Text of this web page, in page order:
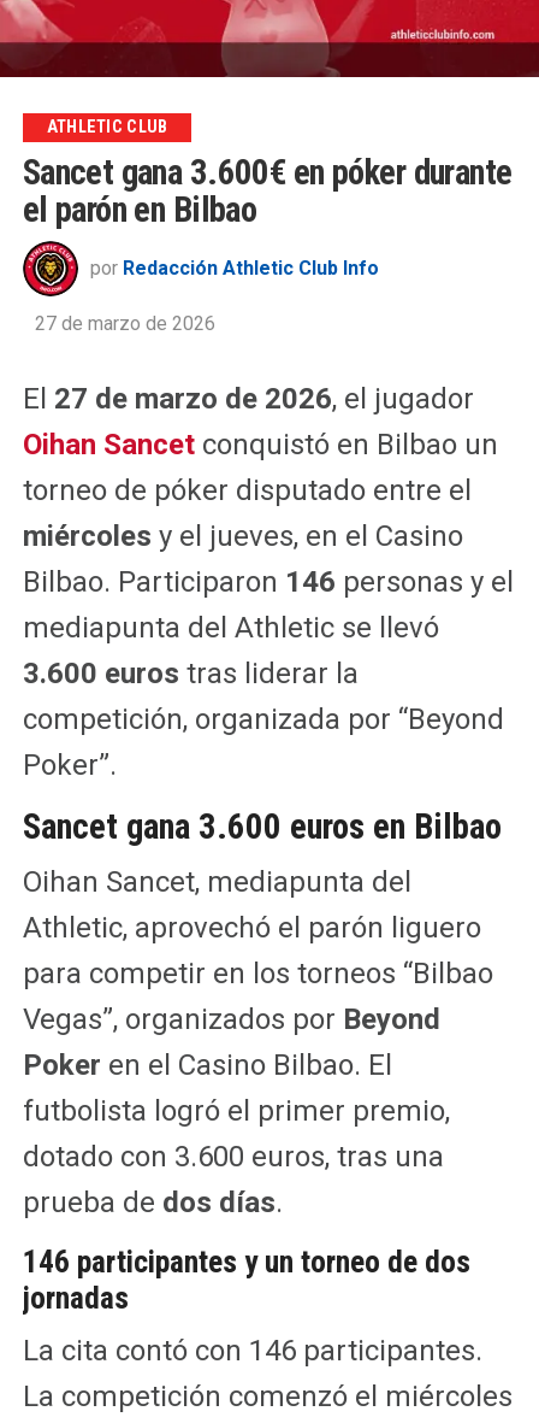
ATHLETIC CLUB
Sancet gana 3.600€ en póker durante
el parón en Bilbao
por Redacción Athletic Club Info
27 de marzo de 2026
El 27 de marzo de 2026, el jugador
Oihan Sancetconquistó en Bilbao un
torneo de póker disputado entre el
miércoles y el jueves, en el Casino
Bilbao. Participaron 146 personas y el
mediapunta del Athletic se llevó
3.600 euros tras liderar la
competición, organizada por “Beyond
Poker”.
Sancet gana 3.600 euros en Bilbao
Oihan Sancet, mediapunta del
Athletic, aprovechó el parón liguero
para competir en los torneos “Bilbao
Vegas”, organizados por Beyond
Poker en el Casino Bilbao. El
futbolista logró el primer premio,
dotado con 3.600 euros, tras una
prueba de dos días.
146 participantes y un torneo de dos
jornadas
La cita contó con 146 participantes.
La competición comenzó el miércoles